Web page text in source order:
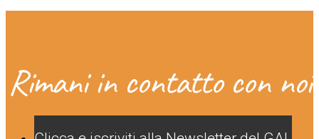
Rimani in contatto con noi